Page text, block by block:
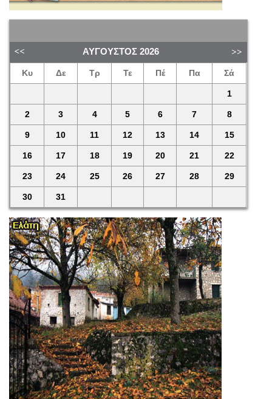
ΑΎΓΟΥΣΤΟΣ 2026
Κυ Δε Τρ Τε Πέ Πα Σά
1
2 3 4 5 6 7 8
9 10 11 12 13 14 15
16 17 18 19 20 21 22
23 24 25 26 27 28 29
30 31